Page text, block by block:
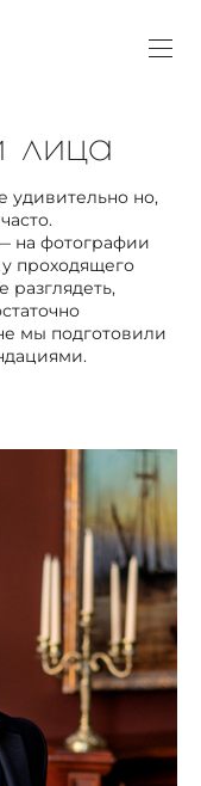
лица
удивительно но,
на фотографии
проходящего
мы подготовили